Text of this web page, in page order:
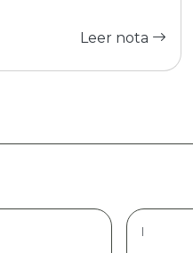
Leer nota
|